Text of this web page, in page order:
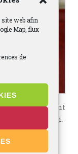
web afin
Map, flux
de
fruits manquaient
la réduction.
que l’on